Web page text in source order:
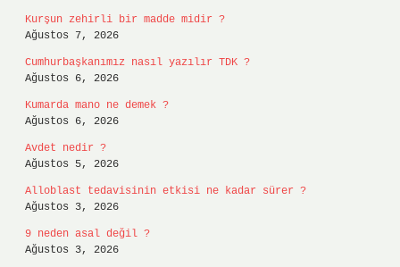
Kurşun zehirli bir madde midir ?
Ağustos 7, 2026
Cumhurbaşkanımız nasıl yazılır TDK ?
Ağustos 6, 2026
Kumarda mano ne demek ?
Ağustos 6, 2026
Avdet nedir ?
Ağustos 5, 2026
Alloblast tedavisinin etkisi ne kadar sürer ?
Ağustos 3, 2026
9 neden asal değil ?
Ağustos 3, 2026